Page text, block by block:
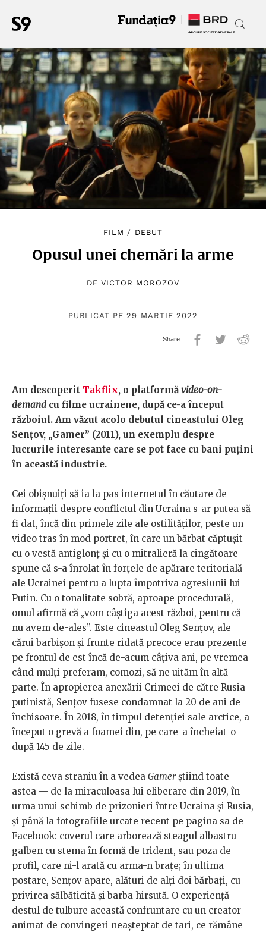
FILM / DEBUT
Opusul unei chemări la arme
DE VICTOR MOROZOV
PUBLICAT PE 29 MARTIE 2022
Am descoperit Takflix, o platformă video-on-
demand cu filme ucrainene, după ce-a început
războiul. Am văzut acolo debutul cineastului Oleg
Sențov, „Gamer” (2011), un exemplu despre
lucrurile interesante care se pot face cu bani puțini
în această industrie.
Cei obișnuiți să ia la pas internetul în căutare de
informații despre conflictul din Ucraina s-ar putea să
fi dat, încă din primele zile ale ostilităților, peste un
video tras în mod portret, în care un bărbat căptușit
cu o vestă antiglonț și cu o mitralieră la cingătoare
spune că s-a înrolat în forțele de apărare teritorială
ale Ucrainei pentru a lupta împotriva agresiunii lui
Putin. Cu o tonalitate sobră, aproape procedurală,
omul afirmă că „vom câștiga acest război, pentru că
nu avem de-ales”. Este cineastul Oleg Sențov, ale
cărui barbișon și frunte ridată precoce erau prezente
pe frontul de est încă de-acum câțiva ani, pe vremea
când mulți preferam, comozi, să ne uităm în altă
parte. În apropierea anexării Crimeei de către Rusia
putinistă, Sențov fusese condamnat la 20 de ani de
închisoare. În 2018, în timpul detenției sale arctice, a
început o grevă a foamei din, pe care-a încheiat-o
după 145 de zile.
Există ceva straniu în a vedea Gamerștiind toate
astea — de la miraculoasa lui eliberare din 2019, în
urma unui schimb de prizonieri între Ucraina și Rusia,
și până la fotografiile urcate recent pe pagina sa de
Facebook: coverul care arborează steagul albastru-
galben cu stema în formă de trident, sau poza de
profil, care ni-l arată cu arma-n brațe; în ultima
postare, Sențov apare, alături de alți doi bărbați, cu
privirea sălbăticită și barba hirsută. O experiență
destul de tulbure această confruntare cu un creator
animat de convingeri neașteptat de tari, ce rămâne